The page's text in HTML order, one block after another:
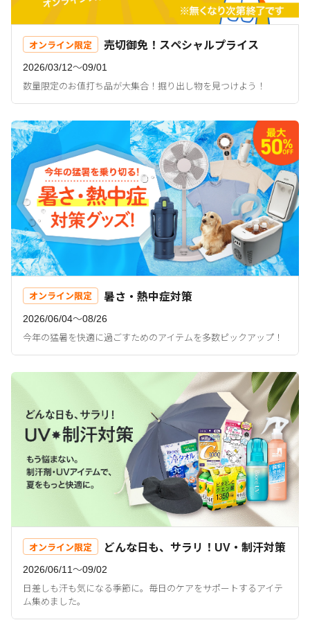
オンライン限定 売切御免！スペシャルプライス
2026/03/12〜09/01
数量限定のお値打ち品が大集合！掘り出し物を見つけよう！
オンライン限定 暑さ・熱中症対策
2026/06/04〜08/26
今年の猛暑を快適に過ごすためのアイテムを多数ピックアップ！
オンライン限定 どんな日も、サラリ！UV・制汗対策
2026/06/11〜09/02
日差しも汗も気になる季節に。毎日のケアをサポートするアイテ
ム集めました。